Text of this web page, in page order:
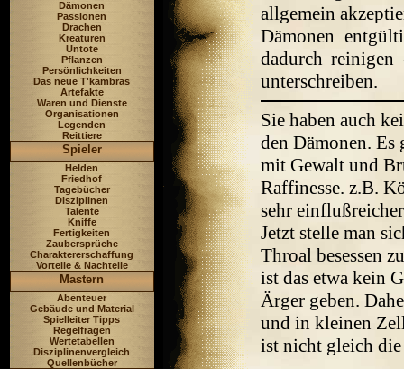
Dämonen
Passionen
Drachen
Kreaturen
Untote
Pflanzen
Persönlichkeiten
Das neue T'kambras
Artefakte
Waren und Dienste
Organisationen
Legenden
Reittiere
Spieler
Helden
Friedhof
Tagebücher
Disziplinen
Talente
Kniffe
Fertigkeiten
Zaubersprüche
Charaktererschaffung
Vorteile & Nachteile
Mastern
Abenteuer
Gebäude und Material
Spielleiter Tipps
Regelfragen
Wertetabellen
Disziplinenvergleich
Quellenbücher
allgemein
Dämonen
dadurch reinigen
unterschreiben.
Sie haben auch
den Dämonen.
mit Gewalt und
Raffinesse. z.B.
sehr
Jetzt stelle man
Throal besessen
ist das etwa kein
Ärger geben.
und in kleinen
ist nicht gleich